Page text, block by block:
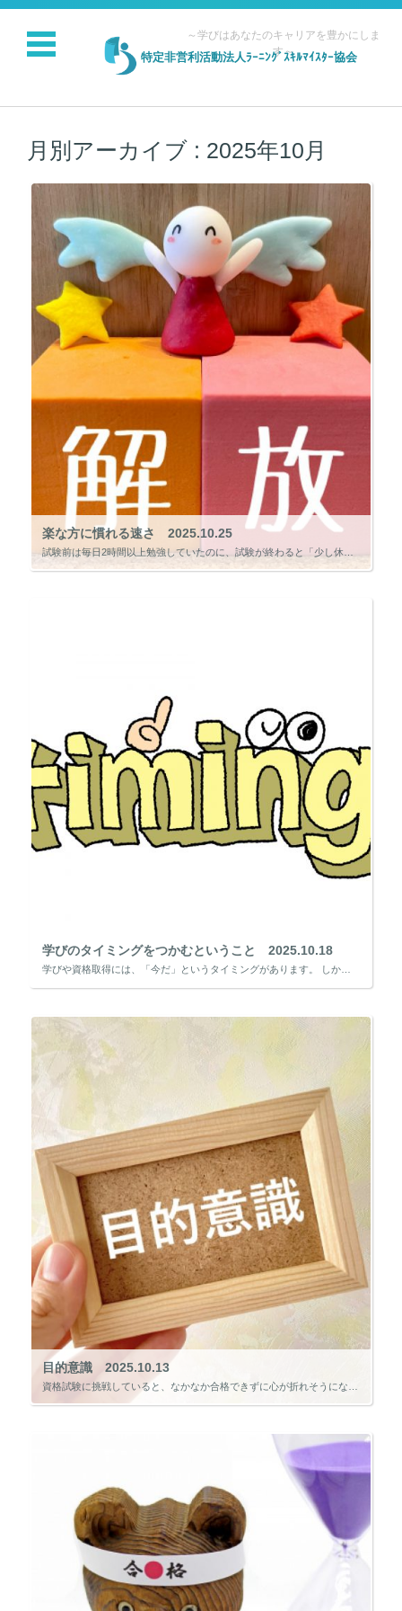
特定非営利活動法人ﾗｰﾆﾝｸﾞｽｷﾙﾏｲｽﾀｰ協会
～学びはあなたのキャリアを豊かにしま
す～
コンテンツに移動
月別アーカイブ : 2025年10月
楽な方に慣れる速さ 2025.10.25
試験前は毎日2時間以上勉強していたのに、試験が終わると「少し休もう」と思ったまま数日が過ぎ、気づけば机に向かう習慣がすっかり消えてしまう。 そんな経験をした人は少なくないでしょう。 人は努力を続けるよりも、「楽な状態」に […]
学びのタイミングをつかむということ 2025.10.18
目的意識 2025.10.13